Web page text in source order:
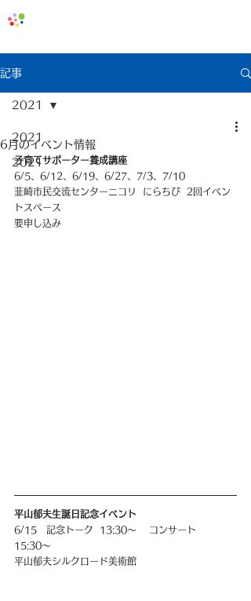
記事
2021
2021
2021
6月のイベント情報
子育てサポーター養成講座
6/5、6/12、6/19、6/27、7/3、7/10
韮崎市民交流センターニコリ  にらちび  2回イベン
トスペース
要申し込み
平山郁夫生誕日記念イベント
6/15   記念トーク  13:30〜    コンサート
15:30〜
平山郁夫シルクロード美術館